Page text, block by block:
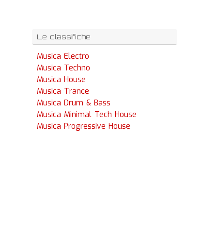
Le classifiche
Musica Electro
Musica Techno
Musica House
Musica Trance
Musica Drum & Bass
Musica Minimal Tech House
Musica Progressive House